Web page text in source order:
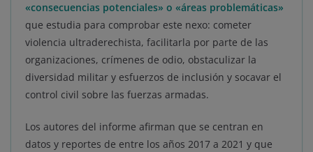
«consecuencias potenciales» o «áreas problemáticas»
que estudia para comprobar este nexo: cometer
violencia ultraderechista, facilitarla por parte de las
organizaciones, crímenes de odio, obstaculizar la
diversidad militar y esfuerzos de inclusión y socavar el
control civil sobre las fuerzas armadas.
Los autores del informe afirman que se centran en
datos y reportes de entre los años 2017 a 2021 y que